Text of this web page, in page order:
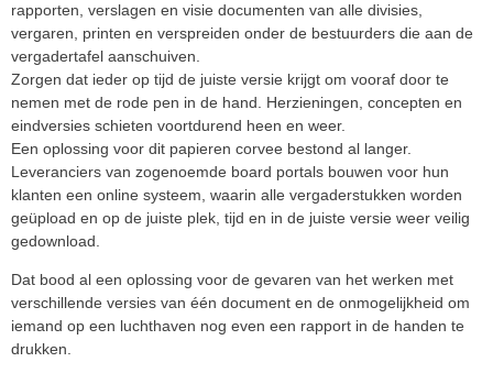
rapporten, verslagen en visie documenten van alle divisies,
vergaren, printen en verspreiden onder de bestuurders die aan de
vergadertafel aanschuiven.
Zorgen dat ieder op tijd de juiste versie krijgt om vooraf door te
nemen met de rode pen in de hand. Herzieningen, concepten en
eindversies schieten voortdurend heen en weer.
Een oplossing voor dit papieren corvee bestond al langer.
Leveranciers van ­zogenoemde board portals bouwen voor hun
klanten een online systeem, waarin alle vergaderstukken worden
geüpload en op de juiste plek, tijd en in de juiste versie weer veilig
gedownload.
Dat bood al een oplossing voor de gevaren van het werken met
verschillende versies van één document en de onmogelijkheid om
iemand op een luchthaven nog even een rapport in de handen te
drukken.